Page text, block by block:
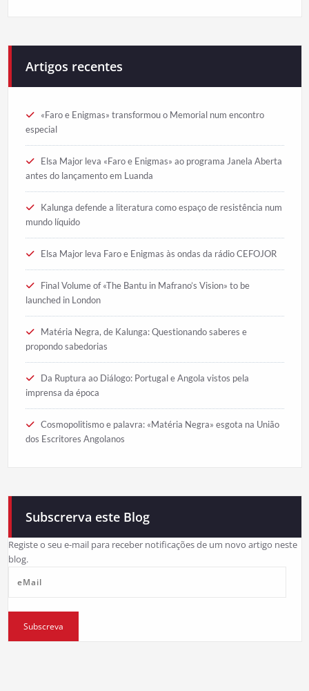
Artigos recentes
«Faro e Enigmas» transformou o Memorial num encontro
especial
Elsa Major leva «Faro e Enigmas» ao programa Janela Aberta
antes do lançamento em Luanda
Kalunga defende a literatura como espaço de resistência num
mundo líquido
Elsa Major leva Faro e Enigmas às ondas da rádio CEFOJOR
Final Volume of «The Bantu in Mafrano’s Vision» to be
launched in London
Matéria Negra, de Kalunga: Questionando saberes e
propondo sabedorias
Da Ruptura ao Diálogo: Portugal e Angola vistos pela
imprensa da época
Cosmopolitismo e palavra: «Matéria Negra» esgota na União
dos Escritores Angolanos
Subscrerva este Blog
Registe o seu e-mail para receber notificações de um novo artigo neste
blog.
Subscreva